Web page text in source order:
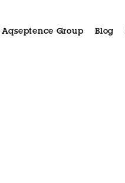
Aqseptence Group Blog